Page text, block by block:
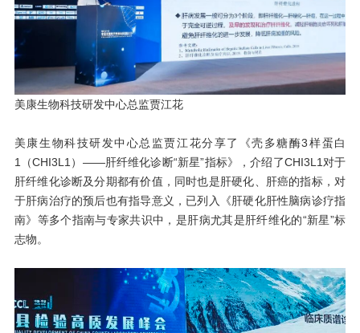
美康生物科技研发中心总监贾江花
美康生物科技研发中心总监贾江花分享了《壳多糖酶3样蛋白
1（CHI3L1）——肝纤维化诊断“新星”指标》，介绍了CHI3L1对于
肝纤维化诊断及分期都有价值，同时也是肝硬化、肝癌的指标，对
于肝病治疗的预后也有指导意义，已列入《肝硬化肝性脑病诊疗指
南》等多个指南与专家共识中，是肝病尤其是肝纤维化的“新星”标
志物。